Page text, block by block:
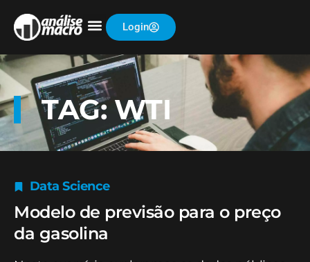
Login
TAG: WTI
Data Science
Modelo de previsão para o preço
da gasolina